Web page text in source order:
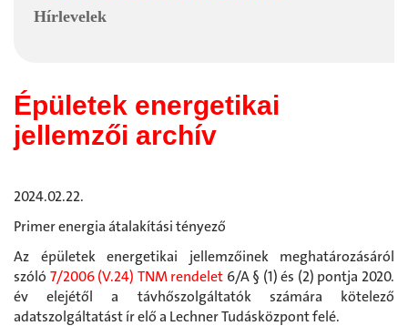
Hírlevelek
Épületek energetikai
jellemzői archív
2024.02.22.
Primer energia átalakítási tényező
Az épületek energetikai jellemzőinek meghatározásáról
szóló 7/2006 (V.24) TNM rendelet 6/A § (1) és (2) pontja 2020.
év elejétől a távhőszolgáltatók számára kötelező
adatszolgáltatást ír elő a Lechner Tudásközpont felé.